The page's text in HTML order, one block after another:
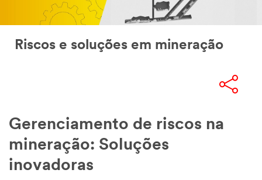
Riscos e soluções em mineração
Gerenciamento de riscos na
mineração: Soluções
inovadoras